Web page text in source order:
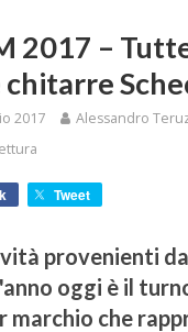
2017 –
chitarre
2017
Alessandro
Tweet
provenienti
oggi è il
marchio che